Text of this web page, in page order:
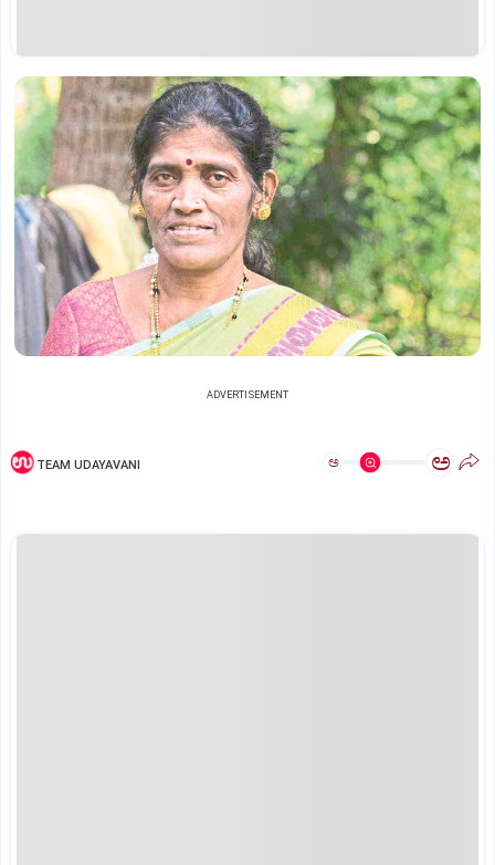
ADVERTISEMENT
TEAM UDAYAVANI ಅ ಅ